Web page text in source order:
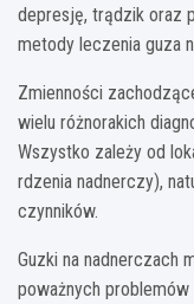
depresję, trądzik oraz
metody leczenia guza
Zmienności
wielu różnorakich
Wszystko zależy od
rdzenia nadnerczy),
czynników.
Guzki na nadnerczach
poważnych